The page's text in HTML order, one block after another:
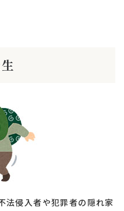
法侵入者や犯罪者の隠れ家